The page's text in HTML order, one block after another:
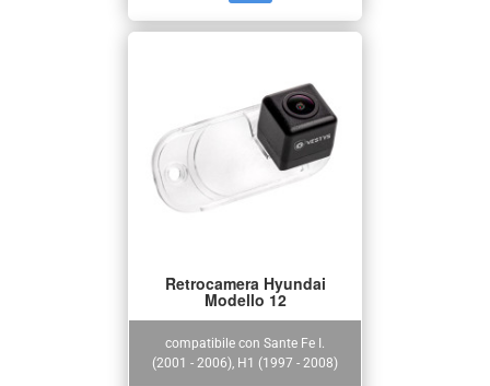
compatibile con Sante Fe I.
(2001 - 2006), H1 (1997 - 2008)
Retrocamera Hyundai
Modello 12